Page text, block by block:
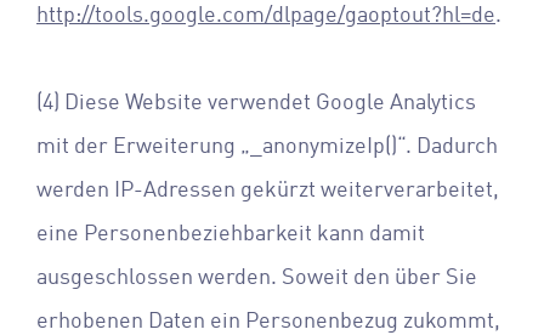
http://tools.google.com/dlpage/gaoptout?hl=de.
(4) Diese Website verwendet Google Analytics
mit der Erweiterung „_anonymizeIp()“. Dadurch
werden IP-Adressen gekürzt weiterverarbeitet,
eine Personenbeziehbarkeit kann damit
ausgeschlossen werden. Soweit den über Sie
erhobenen Daten ein Personenbezug zukommt,